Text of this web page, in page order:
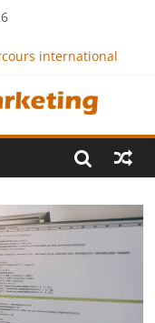
international
se
l’indépendance
comme moteur de
au service